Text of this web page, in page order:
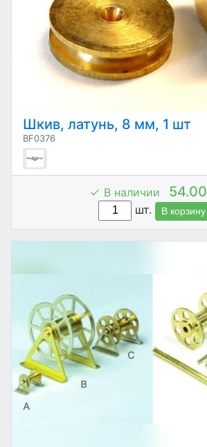
Шкив, латунь, 8 мм, 1 шт
BF0376
В наличии 54.00
шт.
В корзину